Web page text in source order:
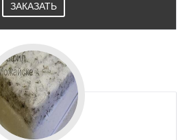
ЗАКАЗАТЬ